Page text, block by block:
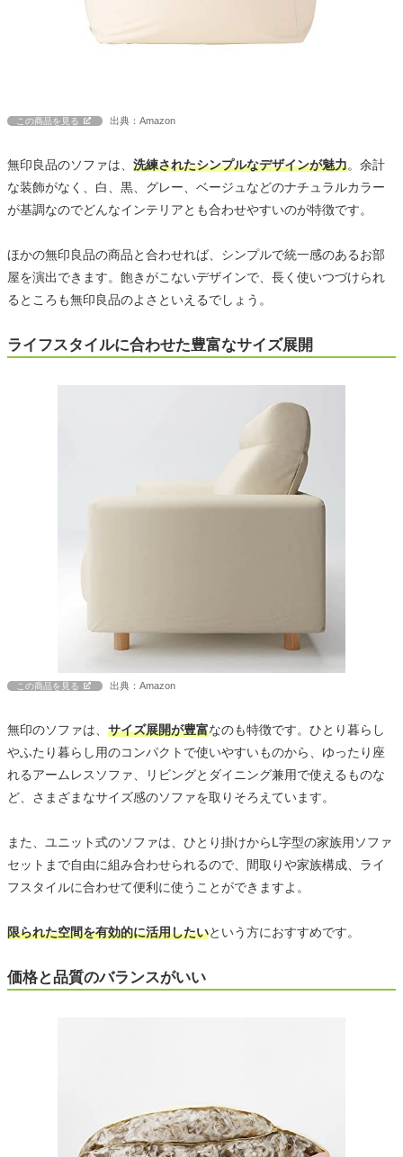
この商品を見る 出典：Amazon
無印良品のソファは、 洗練されたシンプルなデザインが魅力。余計
な装飾がなく、白、黒、グレー、ベージュなどのナチュラルカラー
が基調なのでどんなインテリアとも合わせやすいのが特徴です。
ほかの無印良品の商品と合わせれば、シンプルで統一感のあるお部
屋を演出できます。飽きがこないデザインで、長く使いつづけられ
るところも無印良品のよさといえるでしょう。
ライフスタイルに合わせた豊富なサイズ展開
この商品を見る 出典：Amazon
無印のソファは、 サイズ展開が豊富なのも特徴です。ひとり暮らし
やふたり暮らし用のコンパクトで使いやすいものから、ゆったり座
れるアームレスソファ、リビングとダイニング兼用で使えるものな
ど、さまざまなサイズ感のソファを取りそろえています。
また、ユニット式のソファは、ひとり掛けからL字型の家族用ソファ
セットまで自由に組み合わせられるので、間取りや家族構成、ライ
フスタイルに合わせて便利に使うことができますよ。
限られた空間を有効的に活用したいという方におすすめです。
価格と品質のバランスがいい